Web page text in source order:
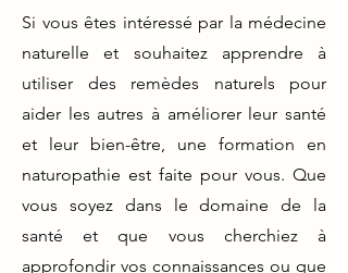
Si vous êtes intéressé par la médecine
naturelle et souhaitez apprendre à
utiliser des remèdes naturels pour
aider les autres à améliorer leur santé
et leur bien-être, une formation en
naturopathie est faite pour vous. Que
vous soyez dans le domaine de la
santé et que vous cherchiez à
approfondir vos connaissances ou que